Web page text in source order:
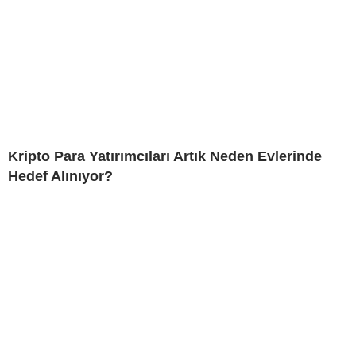
Kripto Para Yatırımcıları Artık Neden Evlerinde
Hedef Alınıyor?